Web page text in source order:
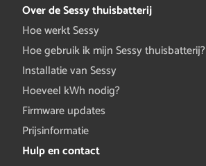
Over de Sessy thuisbatterij
Hoe werkt Sessy
Hoe gebruik ik mijn Sessy thuisbatterij?
Installatie van Sessy
Hoeveel kWh nodig?
Firmware updates
Prijsinformatie
Hulp en contact